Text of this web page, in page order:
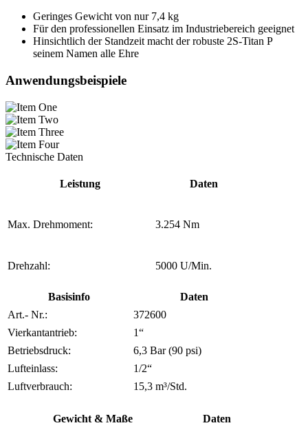
Geringes Gewicht von nur 7,4 kg
Für den professionellen Einsatz im Industriebereich geeignet
Hinsichtlich der Standzeit macht der robuste 2S-Titan P
seinem Namen alle Ehre
Anwendungsbeispiele
Technische Daten
Leistung Daten
Max. Drehmoment: 3.254 Nm
Drehzahl: 5000 U/Min.
Basisinfo
Daten
Art.- Nr.:
372600
Vierkantantrieb:
1“
Betriebsdruck:
6,3 Bar (90 psi)
Lufteinlass:
1/2“
Luftverbrauch:
15,3 m³/Std.
Gewicht & Maße Daten